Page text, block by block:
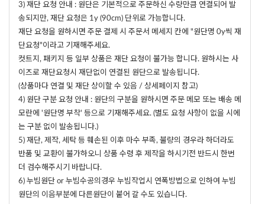
3) 재단 요청 안내 : 원단은 기본적으로 주문하신 수량만큼 연결되어 발
송되지만, 재단 요청은 1y (90cm) 단위로 가능합니다.
재단 요청을 원하시면 주문 결제 시 주문서 메세지 칸에 "원단명 0y씩 재
단요청"이라고 기재해주세요.
컷트지, 패키지 등 일부 상품은 재단 요청이 불가능 합니다. 원하시는 사
이즈로 재단요청시 재단없이 연결된 원단으로 발송됩니다.
(상품마다 연결 및 재단 상이할 수 있음 / 상세페이지 참고)
4) 원단 구분 요청 안내 : 원단의 구분을 원하시면 주문 메모 또는 배송 메
모란에 '원단명 부착' 등으로 기재해주세요. (별도 요청 사항이 없을 시에
는 구분 없이 발송됩니다.)
5) 재단, 제작, 세탁 등 훼손된 이후 마수 부족, 불량의 경우라 하더라도
반품 및 교환이 불가하오니 상품 수령 후 제작을 하시기전 반드시 한번
더 검수해주시기 바랍니다.
6) 누빔원단 or 누빔수공의경우 누빔작업시 연폭방법으로 인하여 누빔
원단의 이음부분에 다른원단이 붙어 갈 수도 있습니다.